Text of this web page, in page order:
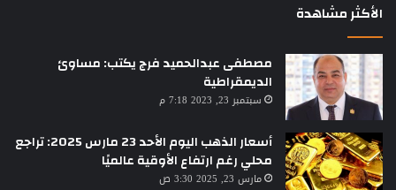
الأكثر مشاهدة
مصطفى عبدالحميد فرج يكتب: مساوئ
الديمقراطية
سبتمبر 23, 2023 7:18 م
أسعار الذهب اليوم الأحد 23 مارس 2025: تراجع
محلي رغم ارتفاع الأوقية عالميًا
مارس 23, 2025 3:30 ص